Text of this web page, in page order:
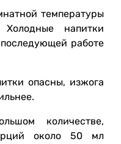
температуры
напитки
работе
опасны, изжога
количестве,
около 50 мл